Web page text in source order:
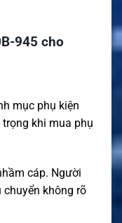
945 cho
mục phụ kiện
trọng khi mua phụ
cáp. Người
không rõ